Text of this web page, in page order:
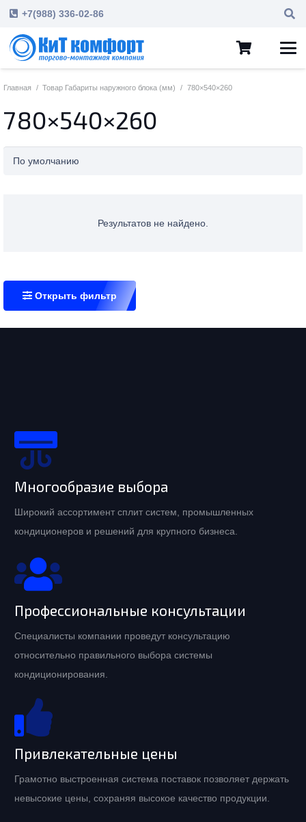
+7(988) 336-02-86
Главная / Товар Габариты наружного блока (мм) / 780×540×260
780×540×260
Результатов не найдено.
Открыть фильтр
Многообразие выбора
Широкий ассортимент сплит систем, промышленных
кондиционеров и решений для крупного бизнеса.
Профессиональные консультации
Специалисты компании проведут консультацию
относительно правильного выбора системы
кондиционирования.
Привлекательные цены
Грамотно выстроенная система поставок позволяет держать
невысокие цены, сохраняя высокое качество продукции.